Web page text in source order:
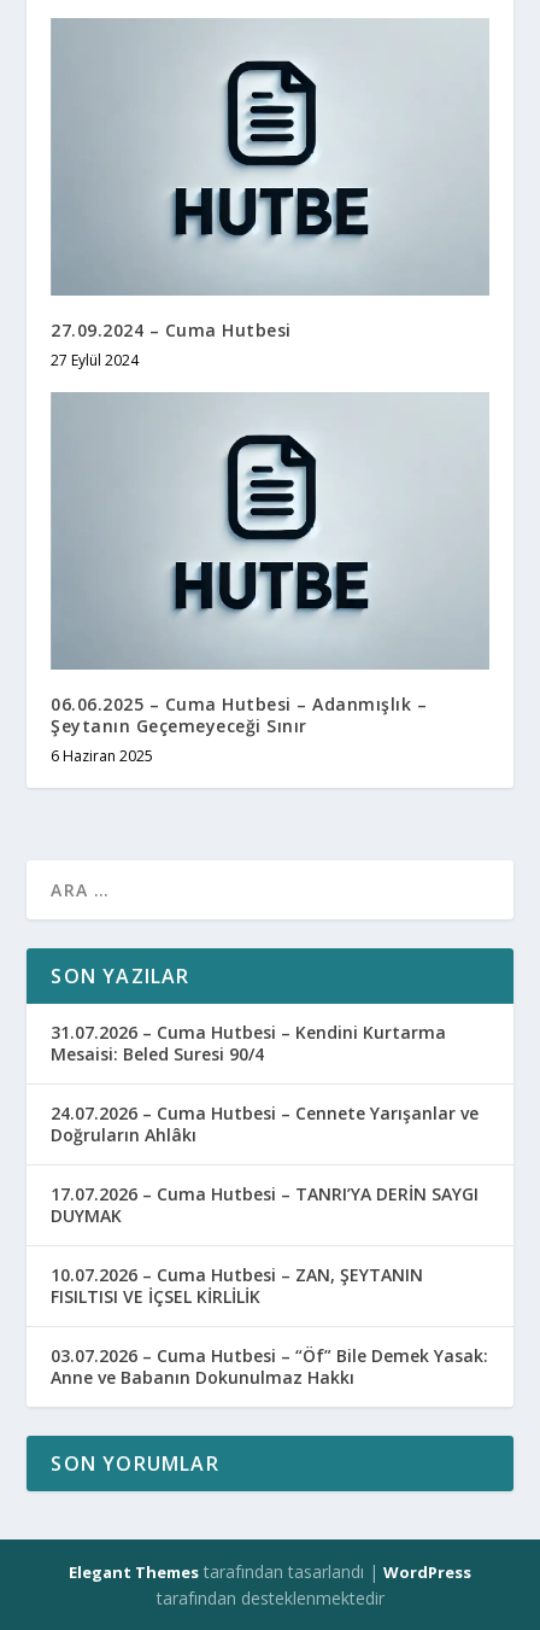
27.09.2024 – Cuma Hutbesi
27 Eylül 2024
06.06.2025 – Cuma Hutbesi – Adanmışlık –
Şeytanın Geçemeyeceği Sınır
6 Haziran 2025
SON YAZILAR
31.07.2026 – Cuma Hutbesi – Kendini Kurtarma
Mesaisi: Beled Suresi 90/4
24.07.2026 – Cuma Hutbesi – Cennete Yarışanlar ve
Doğruların Ahlâkı
17.07.2026 – Cuma Hutbesi – TANRI’YA DERİN SAYGI
DUYMAK
10.07.2026 – Cuma Hutbesi – ZAN, ŞEYTANIN
FISILTISI VE İÇSEL KİRLİLİK
03.07.2026 – Cuma Hutbesi – “Öf” Bile Demek Yasak:
Anne ve Babanın Dokunulmaz Hakkı
SON YORUMLAR
Elegant Themes tarafından tasarlandı | WordPress
tarafından desteklenmektedir